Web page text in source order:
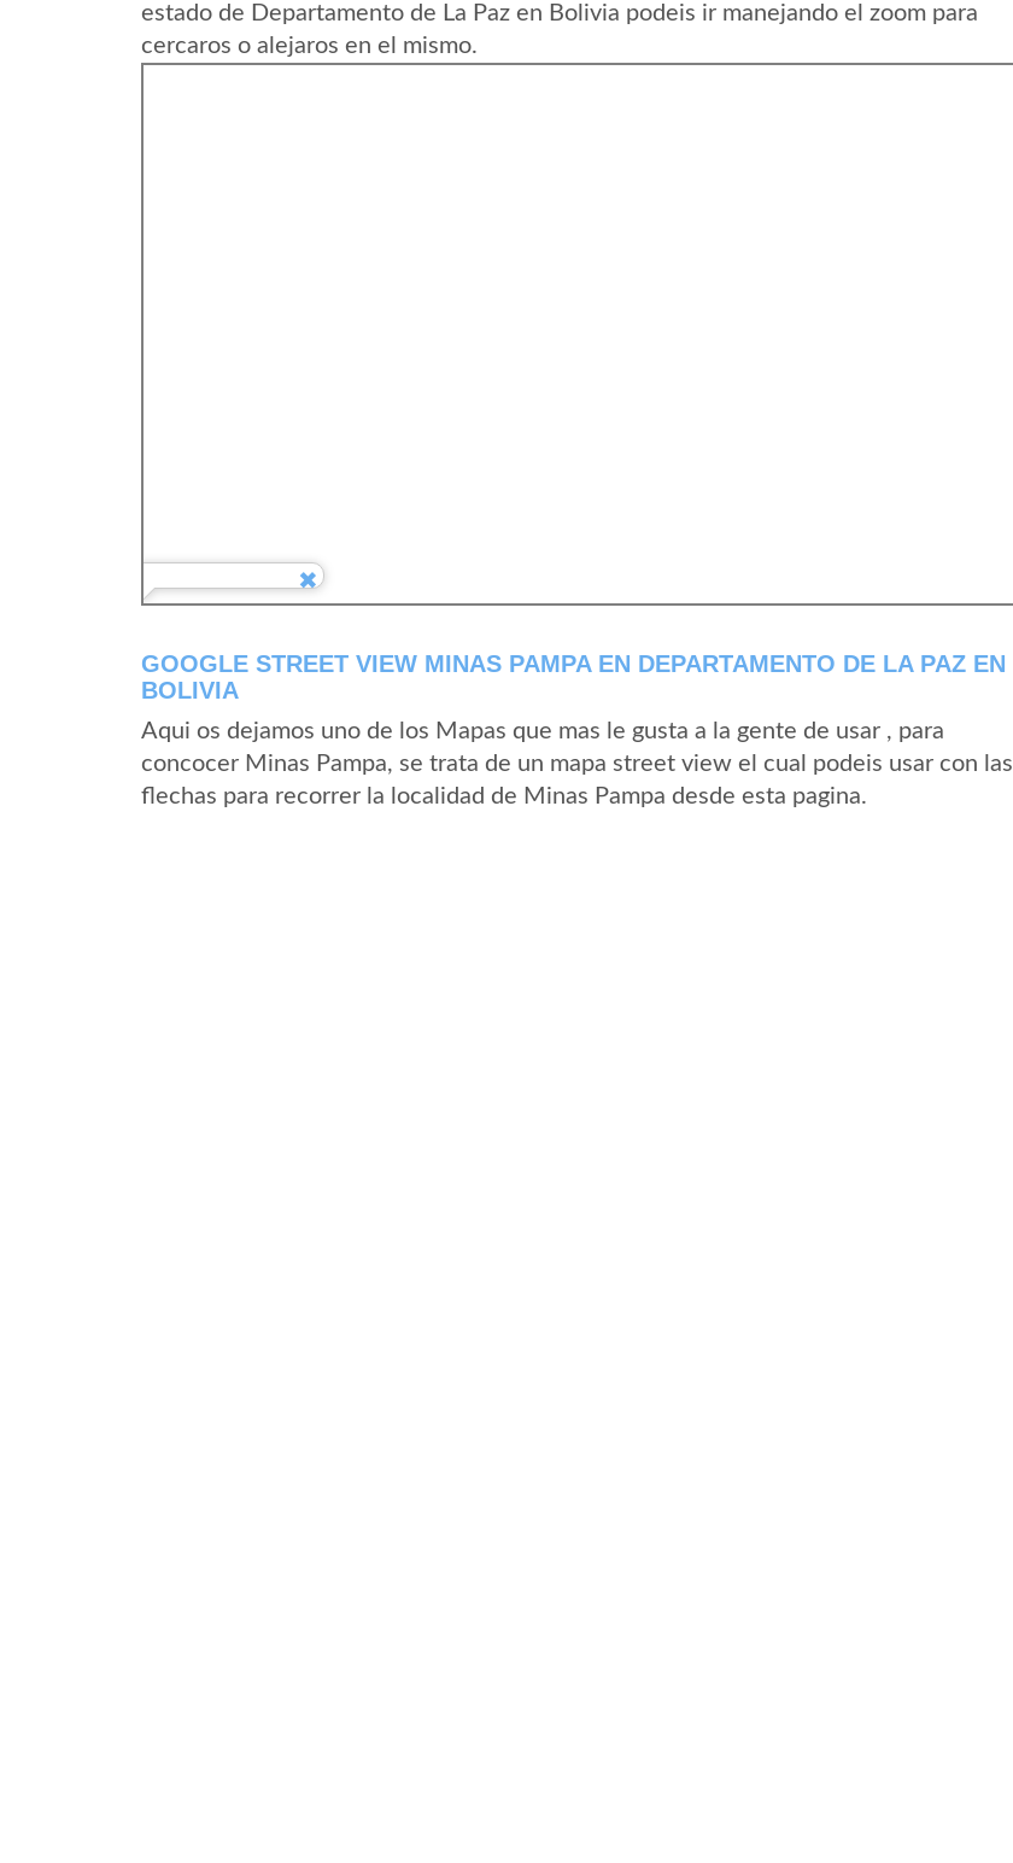
estado de Departamento de La Paz en Bolivia podeis ir manejando el zoom para
cercaros o alejaros en el mismo.
GOOGLE STREET VIEW MINAS PAMPA EN DEPARTAMENTO DE LA PAZ EN
BOLIVIA
Aqui os dejamos uno de los Mapas que mas le gusta a la gente de usar , para
concocer Minas Pampa, se trata de un mapa street view el cual podeis usar con las
flechas para recorrer la localidad de Minas Pampa desde esta pagina.